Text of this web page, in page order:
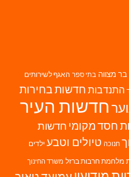
בר מצווה בתי ספר האגף לשירותים
התנדבות חדשות בחירות
חדשות העיר
חסד מקומי חדשות
חנוכה טיולים וטבע ילדים
מלחמת חרבות ברזל משרד החינוך